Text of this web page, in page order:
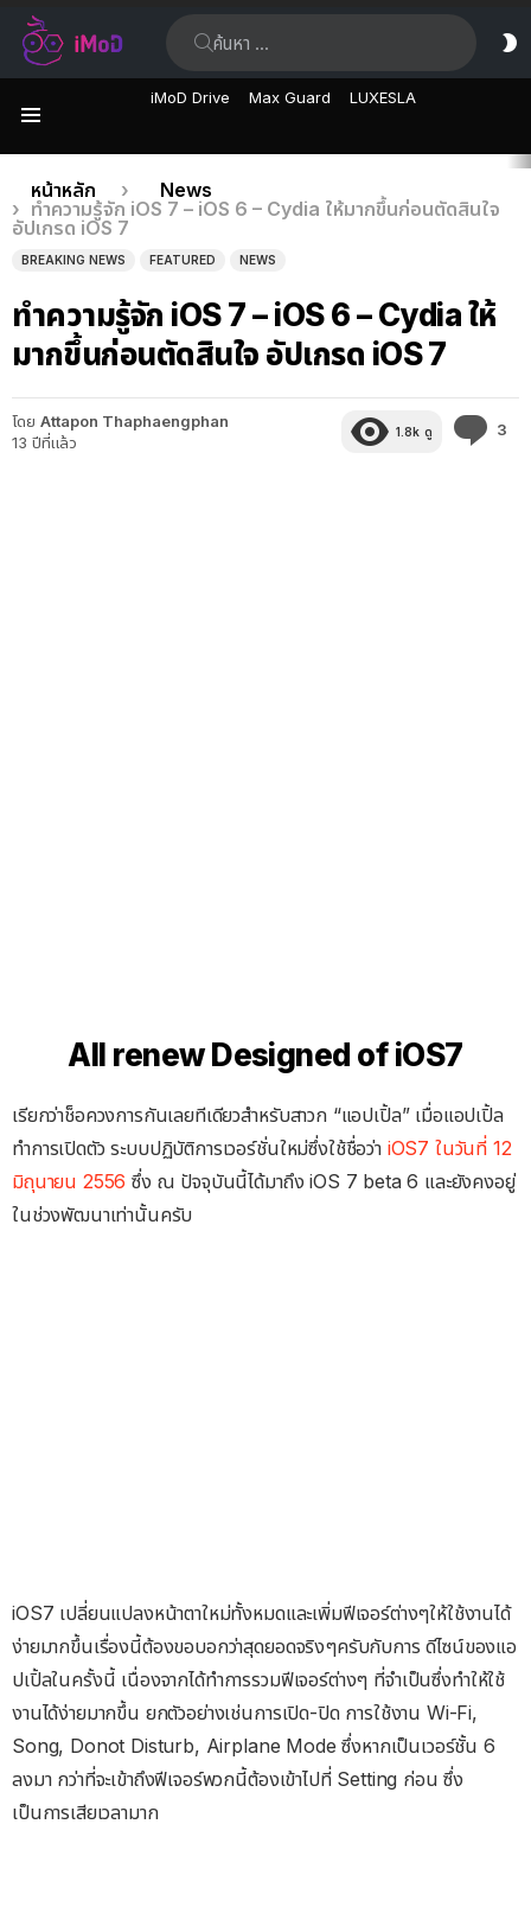
iMoD Drive Max Guard LUXESLA
เรื่อง
ล่าสุด
คุณอยู่ที่นี่:
หน้าหลัก
News
ทำความรู้จัก iOS 7 – iOS 6 – Cydia ให้มากขึ้นก่อนตัดสินใจ
อัปเกรด iOS 7
BREAKING NEWS FEATURED NEWS
ทำความรู้จัก iOS 7 – iOS 6 – Cydia ให้
มากขึ้นก่อนตัดสินใจ อัปเกรด iOS 7
โดย Attapon Thaphaengphan
13 ปีที่แล้ว
1.8k ดู 3
All renew Designed of iOS7
เรียกว่าช็อควงการกันเลยทีเดียวสำหรับสาวก “แอปเปิ้ล” เมื่อแอปเปิ้ล
ทำการเปิดตัว ระบบปฏิบัติการเวอร์ชั่นใหม่ซึ่งใช้ชื่อว่าiOS7 ในวันที่ 12
มิถุนายน 2556 ซึ่ง ณ ปัจจุบันนี้ได้มาถึง iOS 7 beta 6 และยังคงอยู่
ในช่วงพัฒนาเท่านั้นครับ
iOS7 เปลี่ยนแปลงหน้าตาใหม่ทั้งหมดและเพิ่มฟีเจอร์ต่างๆให้ใช้งานได้
ง่ายมากขึ้นเรื่องนี้ต้องขอบอกว่าสุดยอดจริงๆครับกับการ ดีไซน์ของแอ
ปเปิ้ลในครั้งนี้ เนื่องจากได้ทำการรวมฟีเจอร์ต่างๆ ที่จำเป็นซึ่งทำให้ใช้
งานได้ง่ายมากขึ้น ยกตัวอย่างเช่นการเปิด-ปิด การใช้งาน Wi-Fi,
Song, Donot Disturb, Airplane Mode ซึ่งหากเป็นเวอร์ชั้น 6
ลงมา กว่าที่จะเข้าถึงฟีเจอร์พวกนี้ต้องเข้าไปที่ Setting ก่อน ซึ่ง
เป็นการเสียเวลามาก